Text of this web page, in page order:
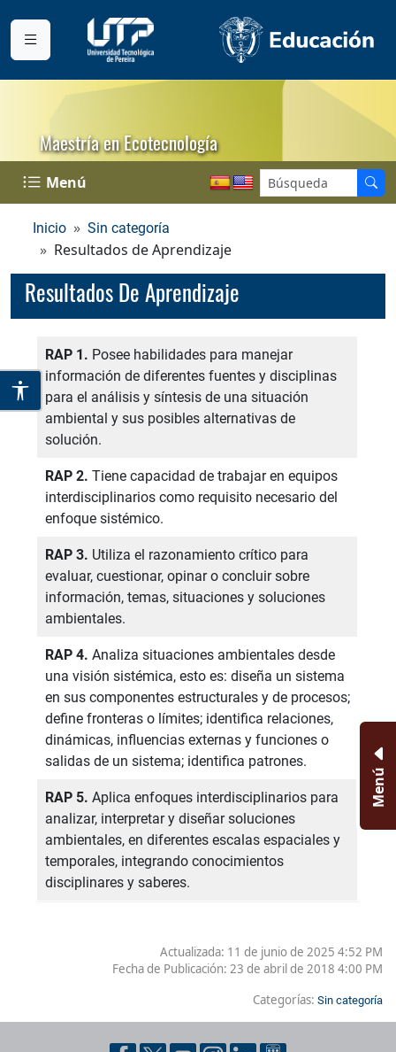
Maestría en Ecotecnología
Menú
Inicio Sin categoría
Resultados de Aprendizaje
Resultados De Aprendizaje
RAP 1. Posee habilidades para manejar
información de diferentes fuentes y disciplinas
para el análisis y síntesis de una situación
ambiental y sus posibles alternativas de
solución.
RAP 2. Tiene capacidad de trabajar en equipos
interdisciplinarios como requisito necesario del
enfoque sistémico.
RAP 3. Utiliza el razonamiento crítico para
evaluar, cuestionar, opinar o concluir sobre
información, temas, situaciones y soluciones
ambientales.
RAP 4. Analiza situaciones ambientales desde
una visión sistémica, esto es: diseña un sistema
en sus componentes estructurales y de procesos;
define fronteras o límites; identifica relaciones,
dinámicas, influencias externas y funciones o
salidas de un sistema; identifica patrones.
RAP 5. Aplica enfoques interdisciplinarios para
analizar, interpretar y diseñar soluciones
ambientales, en diferentes escalas espaciales y
temporales, integrando conocimientos
disciplinares y saberes.
Actualizada: 11 de junio de 2025 4:52 PM
Fecha de Publicación: 23 de abril de 2018 4:00 PM
Categorías: Sin categoría
Menú
Pie de página con información de contacto, redes sociales y